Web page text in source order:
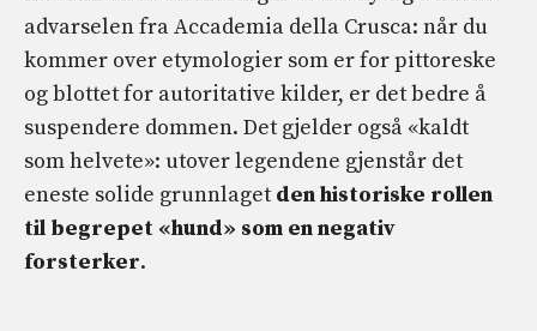
advarselen fra Accademia della Crusca: når du
kommer over etymologier som er for pittoreske
og blottet for autoritative kilder, er det bedre å
suspendere dommen. Det gjelder også «kaldt
som helvete»: utover legendene gjenstår det
eneste solide grunnlaget den historiske rollen
til begrepet «hund» som en negativ
forsterker.